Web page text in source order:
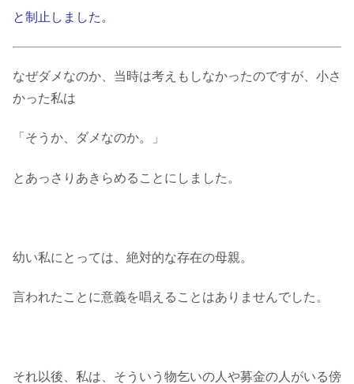
と制止しました。
なぜダメなのか、当時は考えもしなかったのですが、小さ
かった私は
「そうか、ダメなのか。」
とあっさりあきらめることにしました。
幼い私にとっては、絶対的な存在の母親。
言われたことに意義を唱えることはありませんでした。
それ以後、私は、そういう物乞いの人や募金の人がいる傍